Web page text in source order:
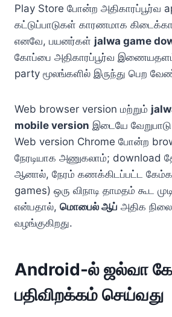
Play Store போன்ற அதிகாரப்பூர்வ
கட்டுப்பாடுகள் காரணமாக
எனவே, பயனர்கள் jalwa game
கோப்பை அதிகாரப்பூர்வ
party மூலங்களில் இருந்து பெற
Web browser version மற்றும்
mobile version இடையே
Web version Chrome போன்ற
நேரடியாக அணுகலாம்; download
ஆனால், நேரம் கணக்கிடப்பட்ட
games) ஒரு விநாடி தாமதம் கூட
என்பதால், மொபைல் ஆப் அதிக
வழங்குகிறது.
Android-ல் ஜல்வா
பதிவிறக்கம் செய்வது